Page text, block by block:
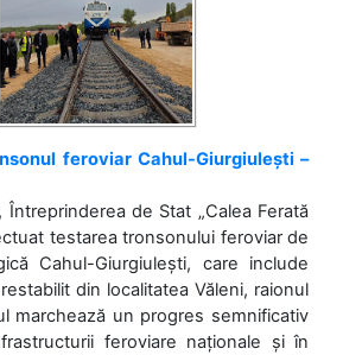
feroviar Cahul-Giurgiulești –
de Stat „Calea Ferată
testarea tronsonului feroviar de
Cahul-Giurgiulești, care include
din localitatea Văleni, raionul
marchează un progres semnificativ
feroviare naționale și în